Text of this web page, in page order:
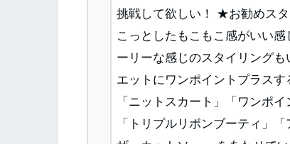
挑戦して欲しい！ ★お勧めス
こっとしたもこもこ感がいい
ーリーな感じのスタイリング
エットにワンポイントプラス
「ニットスカート」「ワンポ
「トリプルリボンブーティ」